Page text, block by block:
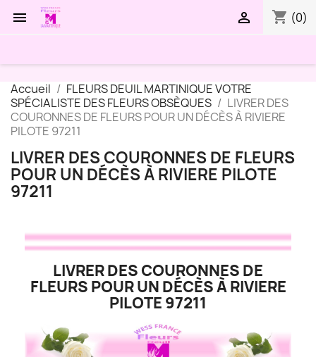
 shopping_cart (0)

Accueil
FLEURS DEUIL MARTINIQUE VOTRE
SPÉCIALISTE DES FLEURS OBSÈQUES
LIVRER DES
COURONNES DE FLEURS POUR UN DÉCÈS À RIVIERE
PILOTE 97211
LIVRER DES COURONNES DE FLEURS
POUR UN DÉCÈS À RIVIERE PILOTE
97211
LIVRER DES COURONNES DE
FLEURS POUR UN DÉCÈS À RIVIERE
PILOTE 97211